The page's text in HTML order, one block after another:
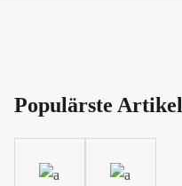
Populärste Artikel